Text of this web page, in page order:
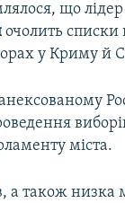
що
очолить списки
у Криму й
міста.
а також низка